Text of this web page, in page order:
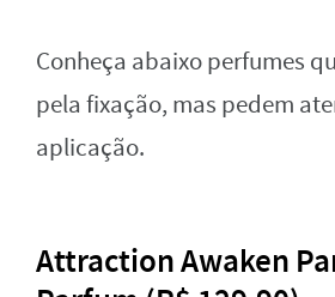
Conheça abaixo perfumes
pela fixação, mas pedem
aplicação.
Attraction Awaken